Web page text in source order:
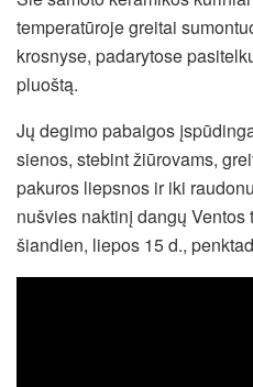
temperatūroje greitai
krosnyse, padarytose
pluoštą.
Jų degimo pabaigos
sienos, stebint žiūrovams,
pakuros liepsnos ir iki
nušvies naktinį dangų
šiandien, liepos 15 d.,